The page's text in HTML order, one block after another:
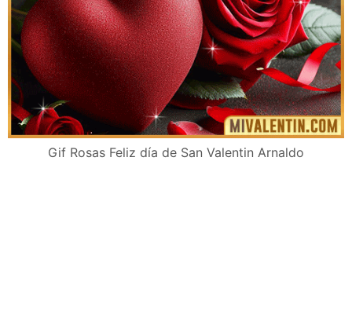
Gif Rosas Feliz día de San Valentin Arnaldo